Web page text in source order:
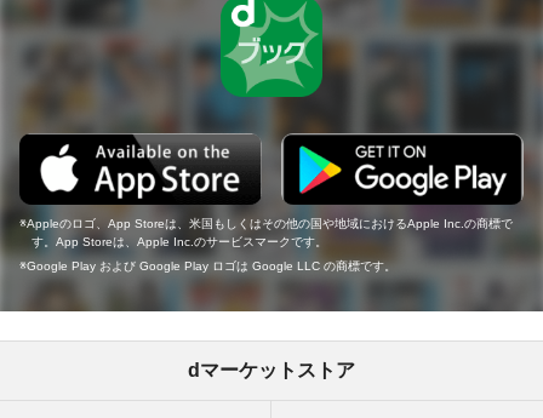
Appleのロゴ、App Storeは、米国もしくはその他の国や地域におけるApple Inc.の商標で
す。App Storeは、Apple Inc.のサービスマークです。
Google Play および Google Play ロゴは Google LLC の商標です。
dマーケットストア